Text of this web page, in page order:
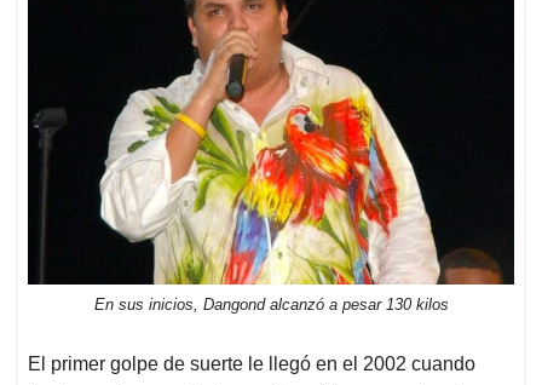
En sus inicios, Dangond alcanzó a pesar 130 kilos
El primer golpe de suerte le llegó en el 2002 cuando